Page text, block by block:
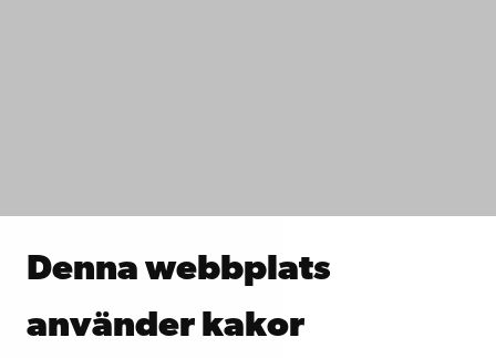
Denna webbplats
använder kakor